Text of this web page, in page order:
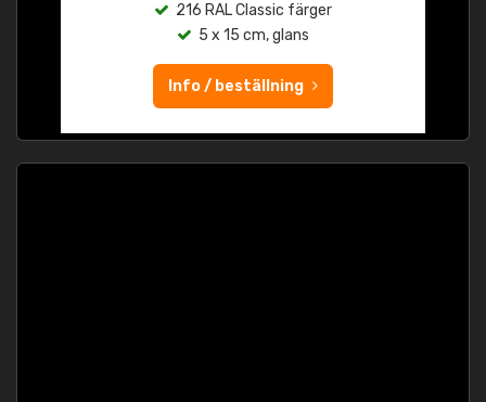
216 RAL Classic färger
5 x 15 cm, glans
Info / beställning